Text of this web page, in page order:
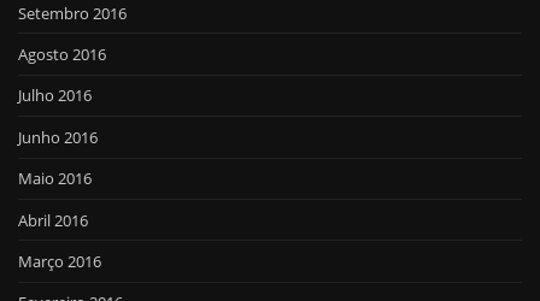
Setembro 2016
Agosto 2016
Julho 2016
Junho 2016
Maio 2016
Abril 2016
Março 2016